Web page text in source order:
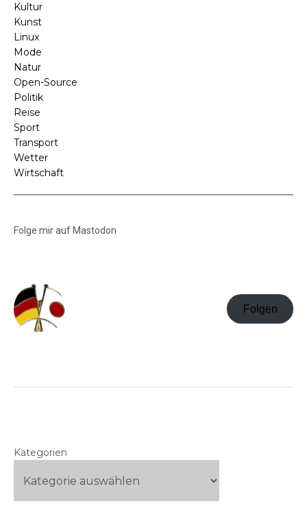
Kultur
Kunst
Linux
Mode
Natur
Open-Source
Politik
Reise
Sport
Transport
Wetter
Wirtschaft
Folge mir auf Mastodon
Folgen
Kategorien